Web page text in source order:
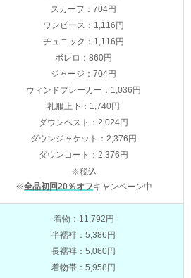
スカーフ：704円
ワンピース：1,116円
チュニック：1,116円
ボレロ：860円
ジャージ：704円
ウィンドブレーカー：1,036円
礼服上下：1,740円
ダウンベスト：2,024円
ダウンジャケット：2,376円
ダウンコート：2,376円
※税込
※全品初回20％オフキャンペーン中
着物：11,792円
半襦袢：5,386円
長襦袢：5,060円
着物帯：5,958円